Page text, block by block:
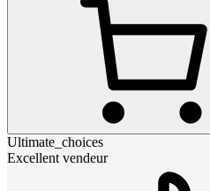
Ultimate_choices
Excellent vendeur